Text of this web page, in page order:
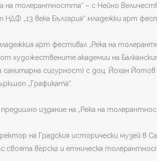
на толерантността“ – с Нейно
НДФ „13 века България“ младежки арт
арт фестивал „Река на
художествените академии на
санитарна сигурност) с доц. Йохан
„Графиката“.
издание на „Река на
на Градския исторически музей в
своята верска и етническа